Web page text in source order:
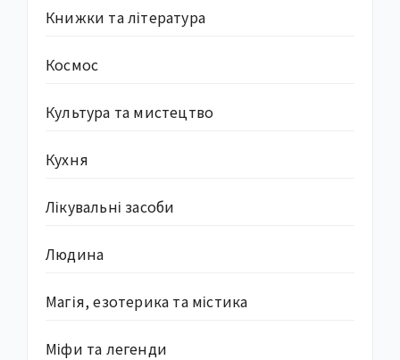
Книжки та література
Космос
Культура та мистецтво
Кухня
Лікувальні засоби
Людина
Магія, езотерика та містика
Міфи та легенди